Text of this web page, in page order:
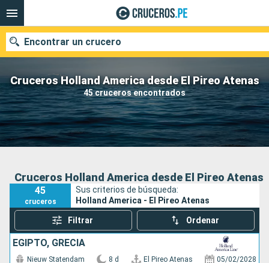
Cruceros Holland America desde El Pireo Atenas
45 cruceros encontrados
Encontrar un crucero
Nuestros destinos
Fecha de salida
Buscar
Cruceros Holland America desde El Pireo Atenas
45
cruceros
Sus criterios de búsqueda:
Holland America - El Pireo Atenas
Filtrar Ordenar
EGIPTO, GRECIA
Nieuw Statendam 8 d El Pireo Atenas 05/02/2028